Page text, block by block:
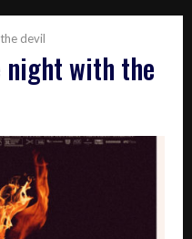
devil
night with the